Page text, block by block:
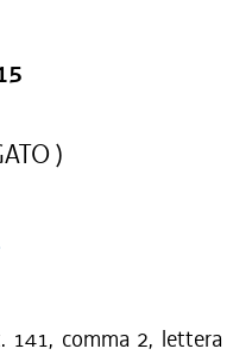
)
141, comma 2, lettera